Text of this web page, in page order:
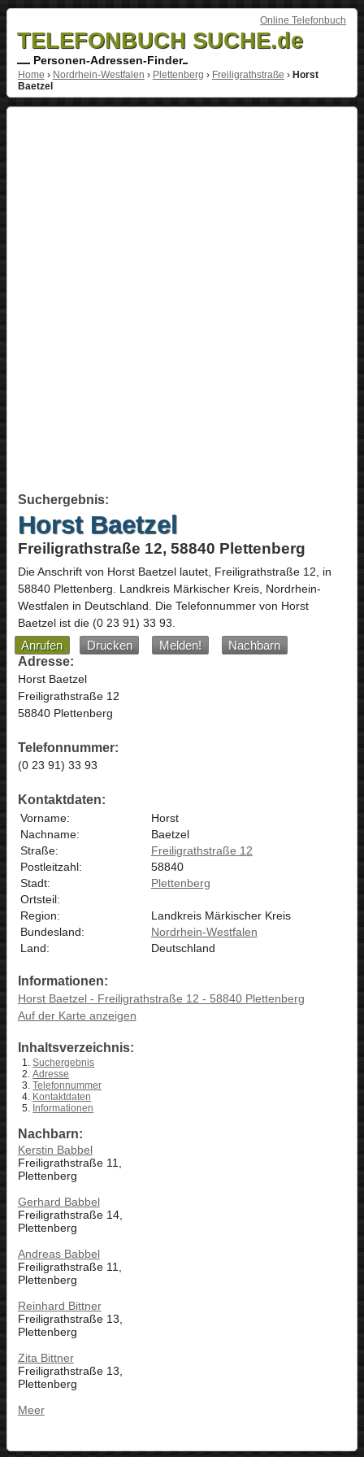
Online Telefonbuch
TELEFONBUCH SUCHE.de
Personen-Adressen-Finder
Home › Nordrhein-Westfalen › Plettenberg › Freiligrathstraße › Horst
Baetzel
Suchergebnis:
Horst Baetzel
Freiligrathstraße 12, 58840 Plettenberg
Die Anschrift von Horst Baetzellautet, Freiligrathstraße 12, in
58840 Plettenberg. Landkreis Märkischer Kreis, Nordrhein-
Westfalen in Deutschland. Die Telefonnummer von Horst
Baetzel ist die (0 23 91) 33 93.
Anrufen Drucken Melden!
Nachbarn
Adresse:
Horst Baetzel
Freiligrathstraße 12
58840 Plettenberg
Telefonnummer:
(0 23 91) 33 93
Kontaktdaten:
Vorname:
Horst
Nachname:
Baetzel
Straße:
Freiligrathstraße 12
Postleitzahl:
58840
Stadt:
Plettenberg
Ortsteil:
Region:
Landkreis Märkischer Kreis
Bundesland:
Nordrhein-Westfalen
Land:
Deutschland
Informationen:
Horst Baetzel - Freiligrathstraße 12 - 58840 Plettenberg
Auf der Karte anzeigen
Inhaltsverzeichnis:
Suchergebnis
Adresse
Telefonnummer
Kontaktdaten
Informationen
Nachbarn:
Kerstin Babbel
Freiligrathstraße 11,
Plettenberg
Gerhard Babbel
Freiligrathstraße 14,
Plettenberg
Andreas Babbel
Freiligrathstraße 11,
Plettenberg
Reinhard Bittner
Freiligrathstraße 13,
Plettenberg
Zita Bittner
Freiligrathstraße 13,
Plettenberg
Meer